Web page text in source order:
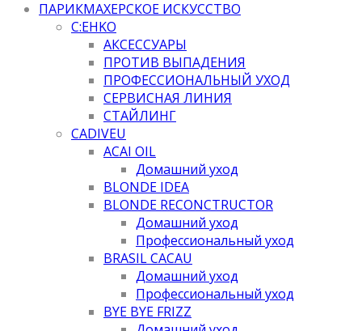
ПАРИКМАХЕРСКОЕ ИСКУССТВО
C:EHKO
АКСЕССУАРЫ
ПРОТИВ ВЫПАДЕНИЯ
ПРОФЕССИОНАЛЬНЫЙ УХОД
СЕРВИСНАЯ ЛИНИЯ
СТАЙЛИНГ
CADIVEU
ACAI OIL
Домашний уход
BLONDE IDEA
BLONDE RECONCTRUCTOR
Домашний уход
Профессиональный уход
BRASIL CACAU
Домашний уход
Профессиональный уход
BYE BYE FRIZZ